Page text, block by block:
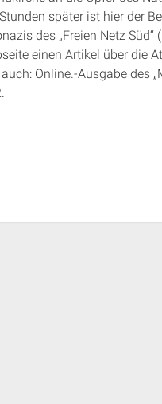
später ist hier der
des „Freien Netz
einen Artikel über die
Online.-Ausgabe des